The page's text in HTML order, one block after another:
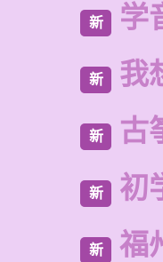
新 学
新 我
新 古
新 初
新 福